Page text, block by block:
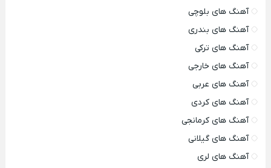
آهنگ های بلوچی
آهنگ های بندری
آهنگ های ترکی
آهنگ های خارجی
آهنگ های عربی
آهنگ های کردی
آهنگ های کرمانجی
آهنگ های گیلانی
آهنگ های لری